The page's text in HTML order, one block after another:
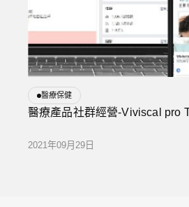
醫療保健
醫療產品社群經營-Viviscal pro
2021年09月29日